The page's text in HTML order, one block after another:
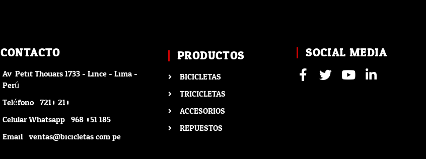
CONTACTO
Av. Petit Thouars 1733 - Lince - Lima -
Perú
Teléfono : 7210 210
Celular Whatsapp : 968 051 185
Email : ventas@bicicletas.com.pe
PRODUCTOS
BICICLETAS
TRICICLETAS
ACCESORIOS
REPUESTOS
SOCIAL MEDIA